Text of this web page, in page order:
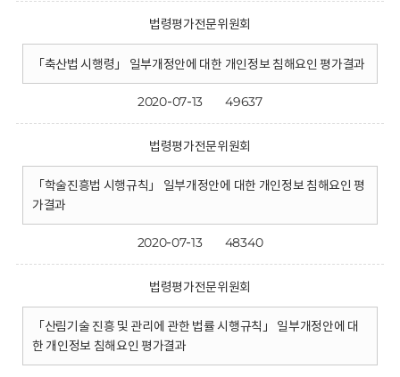
법령평가전문위원회
「축산법 시행령」 일부개정안에 대한 개인정보 침해요인 평가결과
2020-07-13 49637
법령평가전문위원회
「학술진흥법 시행규칙」 일부개정안에 대한 개인정보 침해요인 평
가결과
2020-07-13 48340
법령평가전문위원회
「산림기술 진흥 및 관리에 관한 법률 시행규칙」 일부개정안에 대
한 개인정보 침해요인 평가결과